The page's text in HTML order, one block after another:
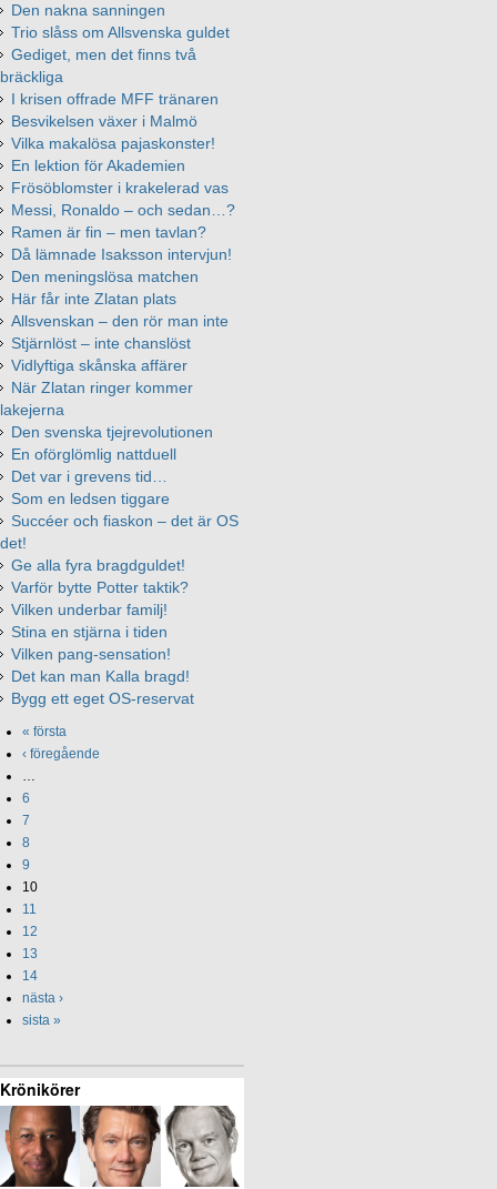
Den nakna sanningen
Trio slåss om Allsvenska guldet
Gediget, men det finns två
bräckliga
I krisen offrade MFF tränaren
Besvikelsen växer i Malmö
Vilka makalösa pajaskonster!
En lektion för Akademien
Frösöblomster i krakelerad vas
Messi, Ronaldo – och sedan…?
Ramen är fin – men tavlan?
Då lämnade Isaksson intervjun!
Den meningslösa matchen
Här får inte Zlatan plats
Allsvenskan – den rör man inte
Stjärnlöst – inte chanslöst
Vidlyftiga skånska affärer
När Zlatan ringer kommer
lakejerna
Den svenska tjejrevolutionen
En oförglömlig nattduell
Det var i grevens tid…
Som en ledsen tiggare
Succéer och fiaskon – det är OS
det!
Ge alla fyra bragdguldet!
Varför bytte Potter taktik?
Vilken underbar familj!
Stina en stjärna i tiden
Vilken pang-sensation!
Det kan man Kalla bragd!
Bygg ett eget OS-reservat
« första
‹ föregående
…
6
7
8
9
10
11
12
13
14
nästa ›
sista »
Krönikörer